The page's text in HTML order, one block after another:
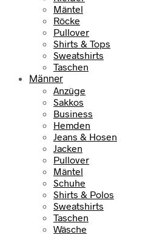
Mäntel
Röcke
Pullover
Shirts & Tops
Sweatshirts
Taschen
Männer
Anzüge
Sakkos
Business
Hemden
Jeans & Hosen
Jacken
Pullover
Mäntel
Schuhe
Shirts & Polos
Sweatshirts
Taschen
Wäsche